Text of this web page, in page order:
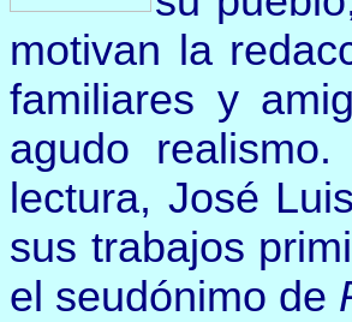
motivan la
familiares y
agudo
lectura, José
sus trabajos
el seudónimo de